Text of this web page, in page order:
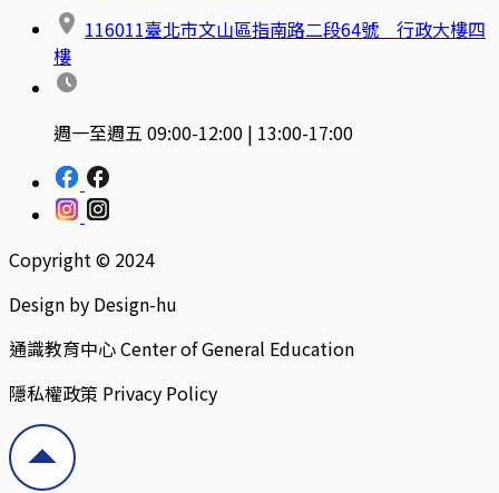
116011臺北市文山區指南路二段64號 行政大樓四
樓
週一至週五 09:00-12:00 | 13:00-17:00
Copyright © 2024
Design by Design-hu
通識教育中心 Center of General Education
隱私權政策 Privacy Policy